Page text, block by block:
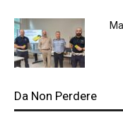
Da Non Perdere